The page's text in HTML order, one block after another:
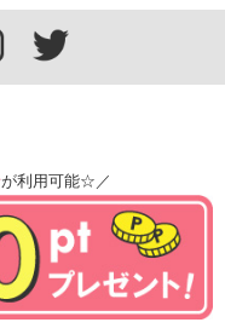
が利用可能☆／